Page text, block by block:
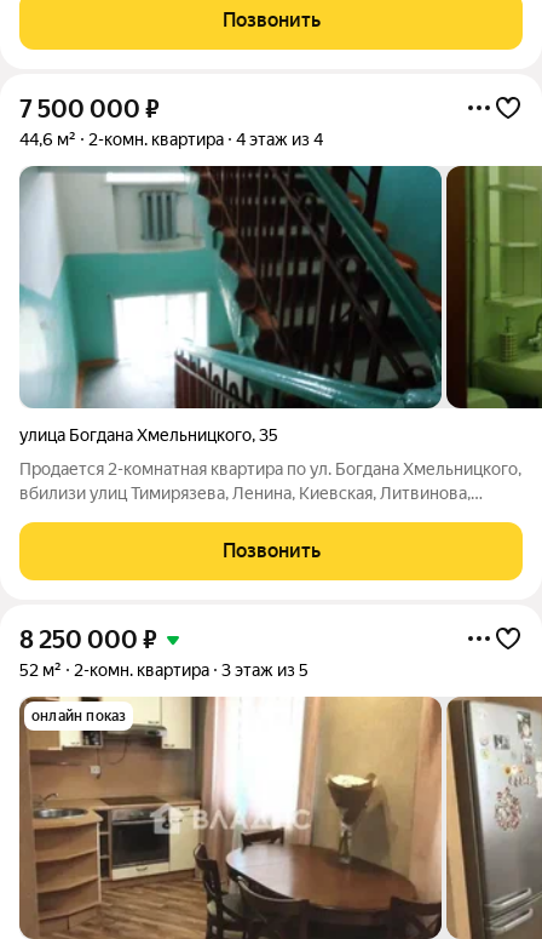
нaxoдится на 13 этаже. Пaнoрамныe окнa в пoл. Отличный вид
нa гоpoд с неcкoльких ракурсoв.
Позвонить
7 500 000 ₽
44,6 м² 2-комн. квартира 4 этаж из 4
улица Богдана Хмельницкого,35
Продается 2-комнатная квартира по ул. Богдана Хмельницкого,
вбилизи улиц Тимирязева, Ленина, Киевская, Литвинова,
города, в квартире достаточно тихо, городской шум и суета
остаются за пределами
Позвонить
8 250 000 ₽
52 м² 2-комн. квартира 3 этаж из 5
онлайн показ